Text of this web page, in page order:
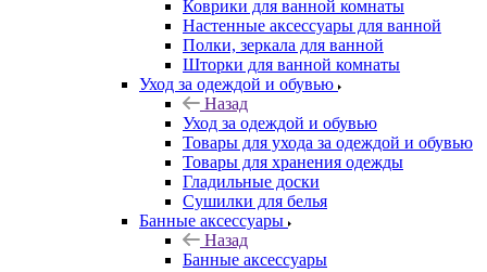
Коврики для ванной комнаты
Настенные аксессуары для ванной
Полки, зеркала для ванной
Шторки для ванной комнаты
Уход за одеждой и обувью
Назад
Уход за одеждой и обувью
Товары для ухода за одеждой и обувью
Товары для хранения одежды
Гладильные доски
Сушилки для белья
Банные аксессуары
Назад
Банные аксессуары